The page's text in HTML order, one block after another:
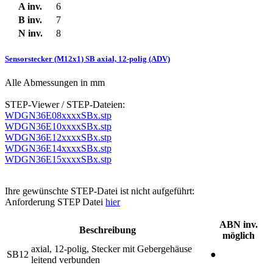
A inv.
6
B inv.
7
N inv.
8
Sensorstecker (M12x1) SB axial, 12-polig (ADV)
Alle Abmessungen in mm
STEP-Viewer / STEP-Dateien:
WDGN36E08xxxxSBx.stp
WDGN36E10xxxxSBx.stp
WDGN36E12xxxxSBx.stp
WDGN36E14xxxxSBx.stp
WDGN36E15xxxxSBx.stp
Ihre gewünschte STEP-Datei ist nicht aufgeführt:
Anforderung STEP Datei hier
Beschreibung
ABN inv.
möglich
SB12
axial, 12-polig, Stecker mit Gebergehäuse
leitend verbunden
●